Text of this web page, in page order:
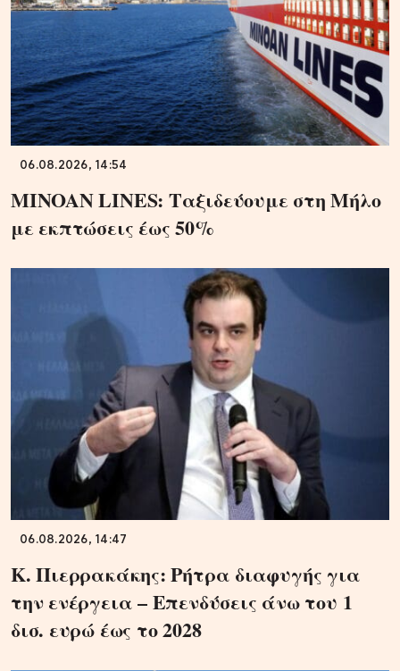
06.08.2026, 14:54
MINOAN LINES: Ταξιδεύουμε στη Μήλο
με εκπτώσεις έως 50%
06.08.2026, 14:47
Κ. Πιερρακάκης: Ρήτρα διαφυγής για
την ενέργεια – Επενδύσεις άνω του 1
δισ. ευρώ έως το 2028